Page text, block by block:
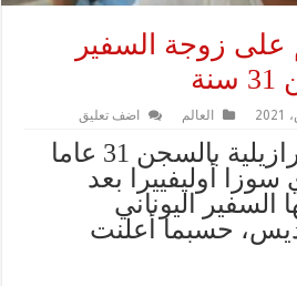
على زوجة السفير
العالم اضف تعليق
حكمت محكمة برازيلية بالسجن 31 عاما
أوليفييرا بعد
السفير اليوناني
حسبما أعلنت